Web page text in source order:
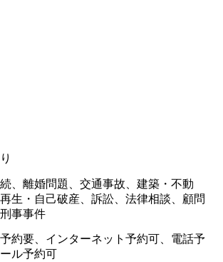
、離婚問題、交通事故、建築・不動
生・自己破産、訴訟、法律相談、顧問
事事件
約要、インターネット予約可、電話予
ル予約可